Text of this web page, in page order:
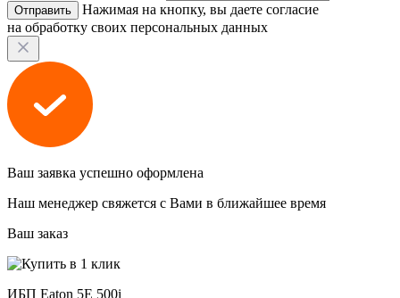
Нажимая на кнопку, вы даете согласие
на обработку своих персональных данных
Ваш заявка успешно оформлена
Наш менеджер свяжется с Вами в ближайшее время
Ваш заказ
ИБП Eaton 5E 500i